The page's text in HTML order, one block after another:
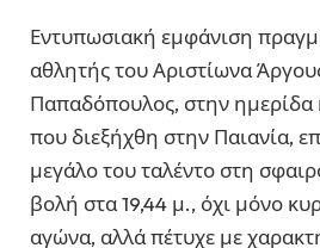
Εντυπωσιακή εμφάνιση
αθλητής του Αριστίωνα
Παπαδόπουλος, στην ημερίδα
που διεξήχθη στην Παιανία,
μεγάλο του ταλέντο στη
βολή στα 19,44 μ., όχι μόνο
αγώνα, αλλά πέτυχε με